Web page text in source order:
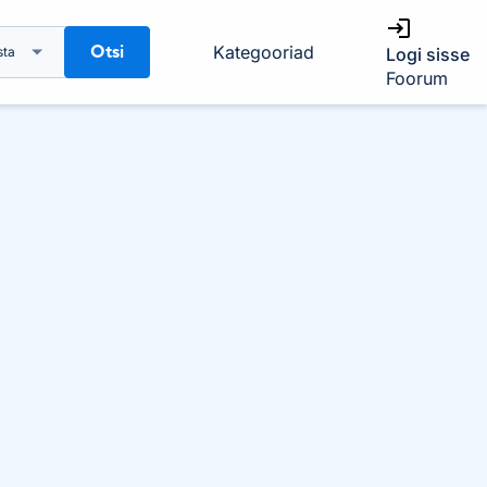
Otsi Kategooriad
Logi sisse
Foorum